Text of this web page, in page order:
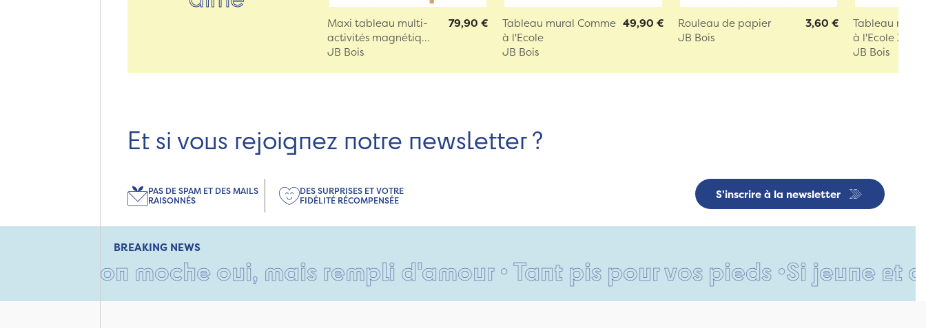
Maxi tableau multi-
activités magnétiq...
JB Bois
79,90 €
Tableau mural Comme
à l'Ecole
JB Bois
49,90 €
Rouleau de papier
JB Bois
3,60 €
Tableau
à l'Ecole XXL
JB Bois
Et si vous rejoignez notre newsletter ?
S'inscrire à la newsletter
PAS DE SPAM ET DES MAILS
RAISONNÉS
DES SURPRISES ET VOTRE
FIDÉLITÉ RÉCOMPENSÉE
BREAKING NEWS
moche oui, mais rempli d'amour • Tant pis pour vos pieds •Si jeune et déjà si